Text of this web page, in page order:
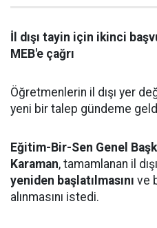
İl dışı tayin için ikinci
MEB'e çağrı
Öğretmenlerin il dışı yer
yeni bir talep gündeme
Eğitim-Bir-Sen Genel
Karaman, tamamlanan il
yeniden başlatılmasını ve
alınmasını istedi.